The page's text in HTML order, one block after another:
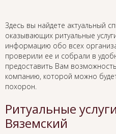
Здесь вы найдете актуальный
оказывающих ритуальные
информацию обо всех
проверили ее и собрали в
предоставить Вам
компанию, которой можно
похорон.
Ритуальные
Вяземский